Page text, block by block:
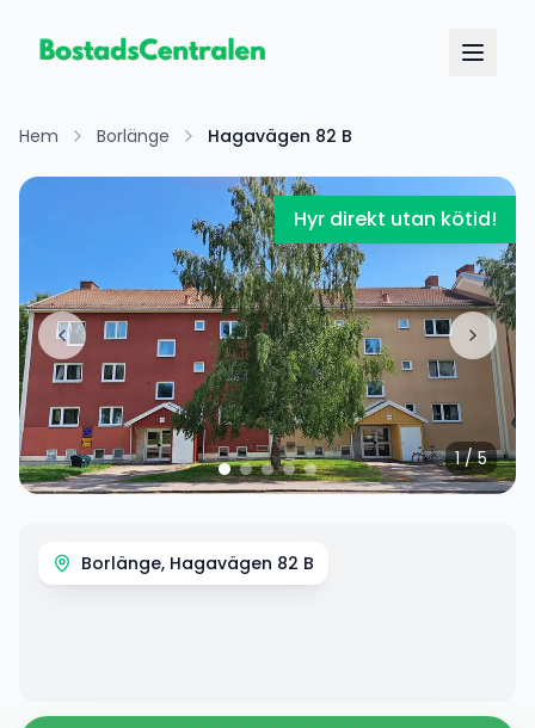
Hem Borlänge Hagavägen 82 B
Hyr direkt utan kötid!
1/5
Borlänge, Hagavägen 82 B